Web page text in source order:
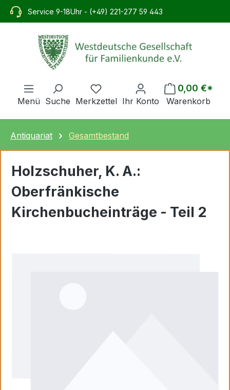
springen
Service 9-18Uhr - (+49) 221-277 59 443
Menü Suche Merkzettel Ihr Konto
0,00 €*
Warenkorb
Antiquariat Gesamtbestand
Holzschuher, K. A.:
Oberfränkische
Kirchenbucheinträge - Teil 2